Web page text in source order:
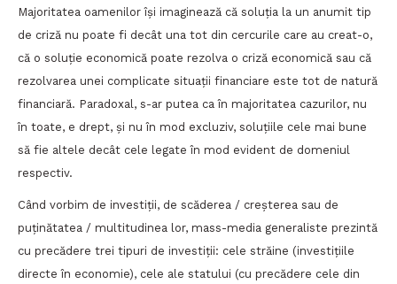
Majoritatea oamenilor își imaginează că soluția la un anumit tip
de criză nu poate fi decât una tot din cercurile care au creat-o,
că o soluție economică poate rezolva o criză economică sau că
rezolvarea unei complicate situații financiare este tot de natură
financiară. Paradoxal, s-ar putea ca în majoritatea cazurilor, nu
în toate, e drept, și nu în mod excluziv, soluțiile cele mai bune
să fie altele decât cele legate în mod evident de domeniul
respectiv.
Când vorbim de investiții, de scăderea / creșterea sau de
puținătatea / multitudinea lor, mass-media generaliste prezintă
cu precădere trei tipuri de investiții: cele străine (investițiile
directe în economie), cele ale statului (cu precădere cele din